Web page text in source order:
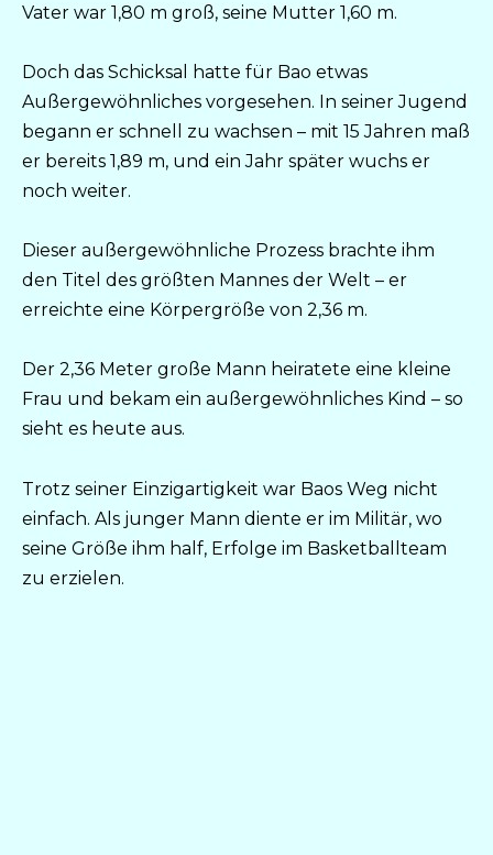
Vater war 1,80 m groß, seine Mutter 1,60 m.
Doch das Schicksal hatte für Bao etwas
Außergewöhnliches vorgesehen. In seiner Jugend
begann er schnell zu wachsen – mit 15 Jahren maß
er bereits 1,89 m, und ein Jahr später wuchs er
noch weiter.
Dieser außergewöhnliche Prozess brachte ihm
den Titel des größten Mannes der Welt – er
erreichte eine Körpergröße von 2,36 m.
Der 2,36 Meter große Mann heiratete eine kleine
Frau und bekam ein außergewöhnliches Kind – so
sieht es heute aus.
Trotz seiner Einzigartigkeit war Baos Weg nicht
einfach. Als junger Mann diente er im Militär, wo
seine Größe ihm half, Erfolge im Basketballteam
zu erzielen.